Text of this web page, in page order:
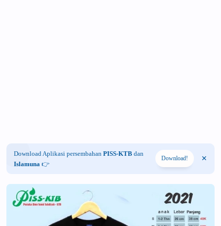
Download Aplikasi persembahan PISS-KTB dan
Islamuna 👉
Download!